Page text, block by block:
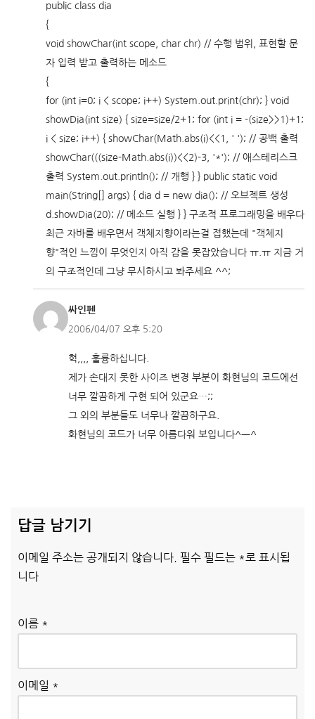
public class dia
{
void showChar(int scope, char chr) // 수행 범위, 표현할 문
자 입력 받고 출력하는 메소드
{
for (int i=0; i < scope; i++) System.out.print(chr); } void
showDia(int size) { size=size/2+1; for (int i = -(size>>1)+1;
i < size; i++) { showChar(Math.abs(i)<<1, ' '); // 공백 출력
showChar(((size-Math.abs(i))<<2)-3, '*'); // 애스테리스크
출력 System.out.println(); // 개행 } } public static void
main(String[] args) { dia d = new dia(); // 오브젝트 생성
d.showDia(20); // 메소드 실행 } } 구조적 프로그래밍을 배우다
최근 자바를 배우면서 객체지향이라는걸 접했는데 "객체지
향"적인 느낌이 무엇인지 아직 감을 못잡았습니다 ㅠ.ㅠ 지금 거
의 구조적인데 그냥 무시하시고 봐주세요 ^^;
싸인펜
2006/04/07 오후 5:20
헉,,,, 훌륭하십니다.
제가 손대지 못한 사이즈 변경 부분이 화현님의 코드에선
너무 깔끔하게 구현 되어 있군요…;;
그 외의 부분들도 너무나 깔끔하구요.
화현님의 코드가 너무 아름다워 보입니다^ㅡ^
답글 남기기
이메일 주소는 공개되지 않습니다. 필수 필드는 * 로 표시됩
니다
이름 *
이메일 *